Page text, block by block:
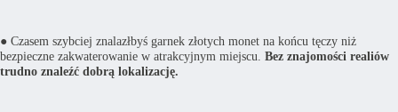
● Czasem szybciej znalazłbyś garnek złotych monet na końcu tęczy niż
bezpieczne zakwaterowanie w atrakcyjnym miejscu. Bez znajomości realiów
trudno znaleźć dobrą lokalizację.